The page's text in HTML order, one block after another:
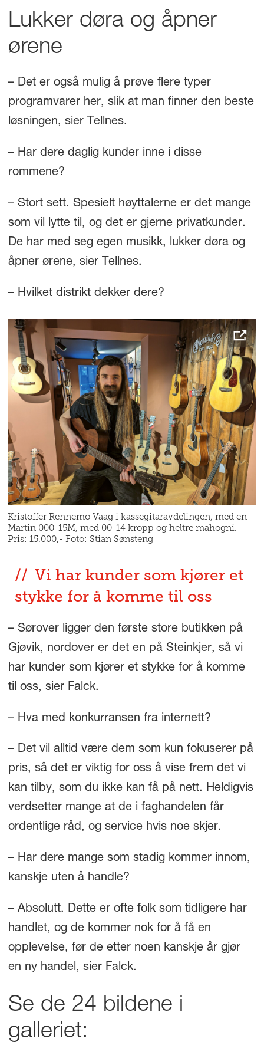
Lukker døra og åpner
ørene
– Det er også mulig å prøve flere typer
programvarer her, slik at man finner den beste
løsningen, sier Tellnes.
– Har dere daglig kunder inne i disse
rommene?
– Stort sett. Spesielt høyttalerne er det mange
som vil lytte til, og det er gjerne privatkunder.
De har med seg egen musikk, lukker døra og
åpner ørene, sier Tellnes.
– Hvilket distrikt dekker dere?
Kristoffer Rennemo Vaag i kassegitaravdelingen, med en
Martin 000-15M, med 00-14 kropp og heltre mahogni.
Pris: 15.000,- Foto: Stian Sønsteng
Vi har kunder som kjører et
stykke for å komme til oss
– Sørover ligger den første store butikken på
Gjøvik, nordover er det en på Steinkjer, så vi
har kunder som kjører et stykke for å komme
til oss, sier Falck.
– Hva med konkurransen fra internett?
– Det vil alltid være dem som kun fokuserer på
pris, så det er viktig for oss å vise frem det vi
kan tilby, som du ikke kan få på nett. Heldigvis
verdsetter mange at de i faghandelen får
ordentlige råd, og service hvis noe skjer.
– Har dere mange som stadig kommer innom,
kanskje uten å handle?
– Absolutt. Dette er ofte folk som tidligere har
handlet, og de kommer nok for å få en
opplevelse, før de etter noen kanskje år gjør
en ny handel, sier Falck.
Se de 24 bildene i
galleriet: